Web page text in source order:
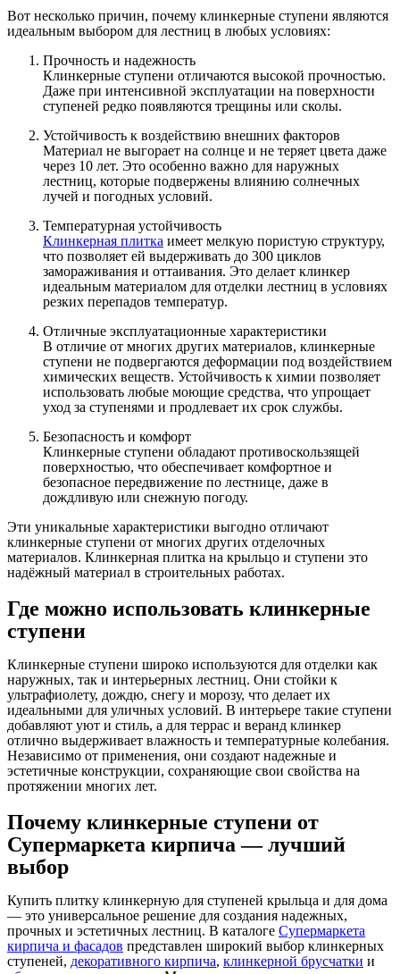
Вот несколько причин, почему клинкерные ступени являются
идеальным выбором для лестниц в любых условиях:
Прочность и надежность
Клинкерные ступени отличаются высокой прочностью.
Даже при интенсивной эксплуатации на поверхности
ступеней редко появляются трещины или сколы.
Устойчивость к воздействию внешних факторов
Материал не выгорает на солнце и не теряет цвета даже
через 10 лет. Это особенно важно для наружных
лестниц, которые подвержены влиянию солнечных
лучей и погодных условий.
Температурная устойчивость
Клинкерная плитка имеет мелкую пористую структуру,
что позволяет ей выдерживать до 300 циклов
замораживания и оттаивания. Это делает клинкер
идеальным материалом для отделки лестниц в условиях
резких перепадов температур.
Отличные эксплуатационные характеристики
В отличие от многих других материалов, клинкерные
ступени не подвергаются деформации под воздействием
химических веществ. Устойчивость к химии позволяет
использовать любые моющие средства, что упрощает
уход за ступенями и продлевает их срок службы.
Безопасность и комфорт
Клинкерные ступени обладают противоскользящей
поверхностью, что обеспечивает комфортное и
безопасное передвижение по лестнице, даже в
дождливую или снежную погоду.
Эти уникальные характеристики выгодно отличают
клинкерные ступени от многих других отделочных
материалов. Клинкерная плитка на крыльцо и ступени это
надёжный материал в строительных работах.
Где можно использовать клинкерные
ступени
Клинкерные ступени широко используются для отделки как
наружных, так и интерьерных лестниц. Они стойки к
ультрафиолету, дождю, снегу и морозу, что делает их
идеальными для уличных условий. В интерьере такие ступени
добавляют уют и стиль, а для террас и веранд клинкер
отлично выдерживает влажность и температурные колебания.
Независимо от применения, они создают надежные и
эстетичные конструкции, сохраняющие свои свойства на
протяжении многих лет.
Почему клинкерные ступени от
Супермаркета кирпича — лучший
выбор
Купить плитку клинкерную для ступеней крыльца и для дома
— это универсальное решение для создания надежных,
прочных и эстетичных лестниц. В каталоге Супермаркета
кирпича и фасадов представлен широкий выбор клинкерных
ступеней, декоративного кирпича, клинкерной брусчатки и